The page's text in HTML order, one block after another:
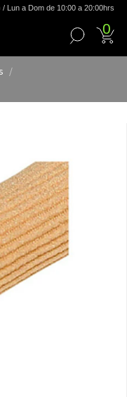
/ Lun a Dom de 10:00 a 20:00hrs
0